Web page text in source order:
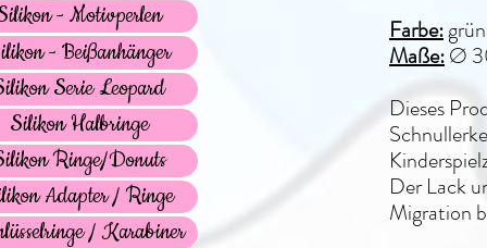
Farbe:grün
Maße:Ø
Dieses
Der Lack
Migration
- Motivperlen
- Beißanhänger
Serie Leopard
Silikon Halbringe
Ringe/Donuts
Adapter / Ringe
/ Karabiner